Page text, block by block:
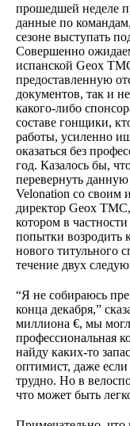
прошедшей неделе
данные по
сезоне выступать
Совершенно
испанской Geox
предоставленную
документов, так и
какого-либо
составе гонщики,
работы, усиленно
оказаться без
год. Казалось бы,
перевернуть
Velonation со своим
директор Geox
котором в
попытки возродить
нового титульного
течение двух
“Я не собираюсь
конца декабря,”
миллиона €, мы
профессиональная
найду каких-то
оптимист, даже если
трудно. Но в
что может быть